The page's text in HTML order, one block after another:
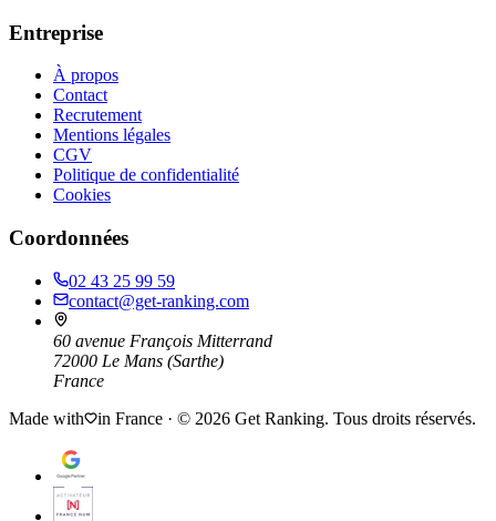
Entreprise
À propos
Contact
Recrutement
Mentions légales
CGV
Politique de confidentialité
Cookies
Coordonnées
02 43 25 99 59
contact@get-ranking.com
60 avenue François Mitterrand
72000 Le Mans (Sarthe)
France
Made with
in France · © 2026 Get Ranking. Tous droits réservés.